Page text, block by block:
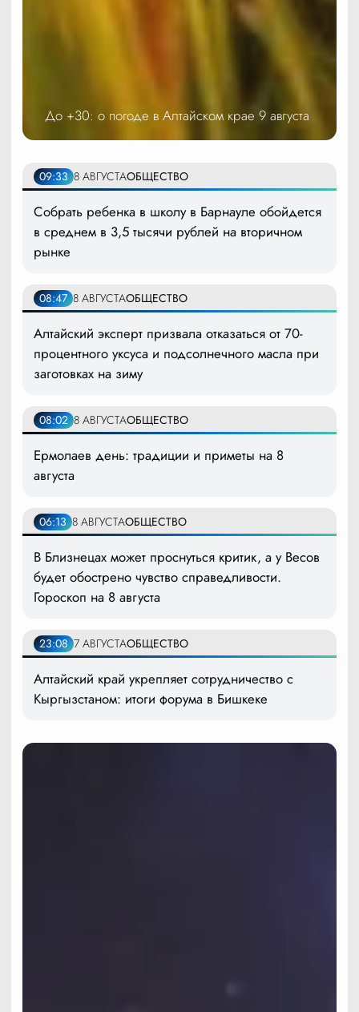
До +30: о погоде в Алтайском крае 9 августа
09:33 8 АВГУСТАОБЩЕСТВО
Собрать ребенка в школу в Барнауле обойдется
в среднем в 3,5 тысячи рублей на вторичном
рынке
08:47 8 АВГУСТАОБЩЕСТВО
Алтайский эксперт призвала отказаться от 70-
процентного уксуса и подсолнечного масла при
заготовках на зиму
08:02 8 АВГУСТАОБЩЕСТВО
Ермолаев день: традиции и приметы на 8
августа
06:13 8 АВГУСТАОБЩЕСТВО
В Близнецах может проснуться критик, а у Весов
будет обострено чувство справедливости.
Гороскоп на 8 августа
23:08 7 АВГУСТАОБЩЕСТВО
Алтайский край укрепляет сотрудничество с
Кыргызстаном: итоги форума в Бишкеке